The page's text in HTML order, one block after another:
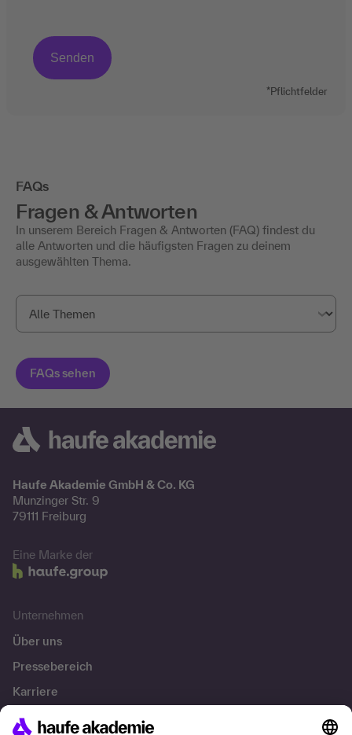
*Pflichtfelder
FAQs
Fragen & Antworten
In unserem Bereich Fragen & Antworten (FAQ) findest du
alle Antworten und die häufigsten Fragen zu deinem
ausgewählten Thema.
Haufe Akademie GmbH & Co. KG
Munzinger Str. 9
79111 Freiburg
Eine Marke der
Unternehmen
Über uns
Pressebereich
Karriere
Referenzen